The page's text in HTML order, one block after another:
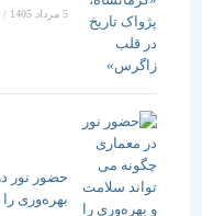
5 مرداد 1405 / ۰ دیدگاه
حضور نور در
بهره‌وری را به